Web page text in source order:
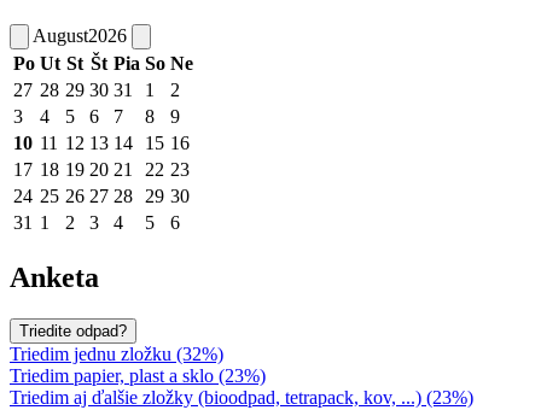
August2026
Po Ut St Št Pia So Ne
27 28 29 30 31 1
2
3
4 5 6 7 8
9
10 11 12 13 14 15 16
17 18 19 20 21 22 23
24 25 26 27 28 29 30
31 1 2 3 4 5 6
Anketa
Triedite odpad?
Triedim jednu zložku (32%)
Triedim papier, plast a sklo (23%)
Triedim aj ďalšie zložky (bioodpad, tetrapack, kov, ...) (23%)